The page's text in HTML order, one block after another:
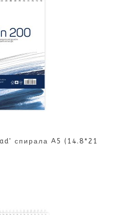
спирала A5 (14.8*21